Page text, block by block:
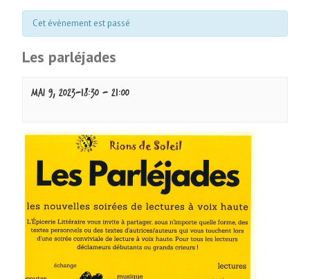
Cet évènement est passé
Les parléjades
mai 9, 2023-18:30 - 21:00